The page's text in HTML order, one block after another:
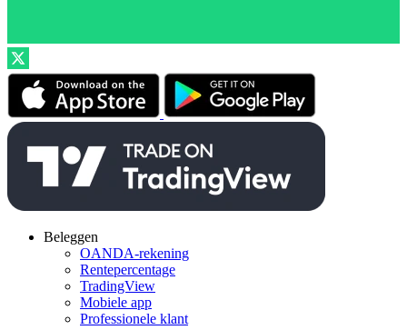
Beleggen
OANDA-rekening
Rentepercentage
TradingView
Mobiele app
Professionele klant